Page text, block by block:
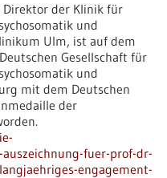
Direktor der Klinik für
und
Ulm, ist auf dem
Gesellschaft für
und
mit dem Deutschen
der
fuer-prof-dr-
engagement-